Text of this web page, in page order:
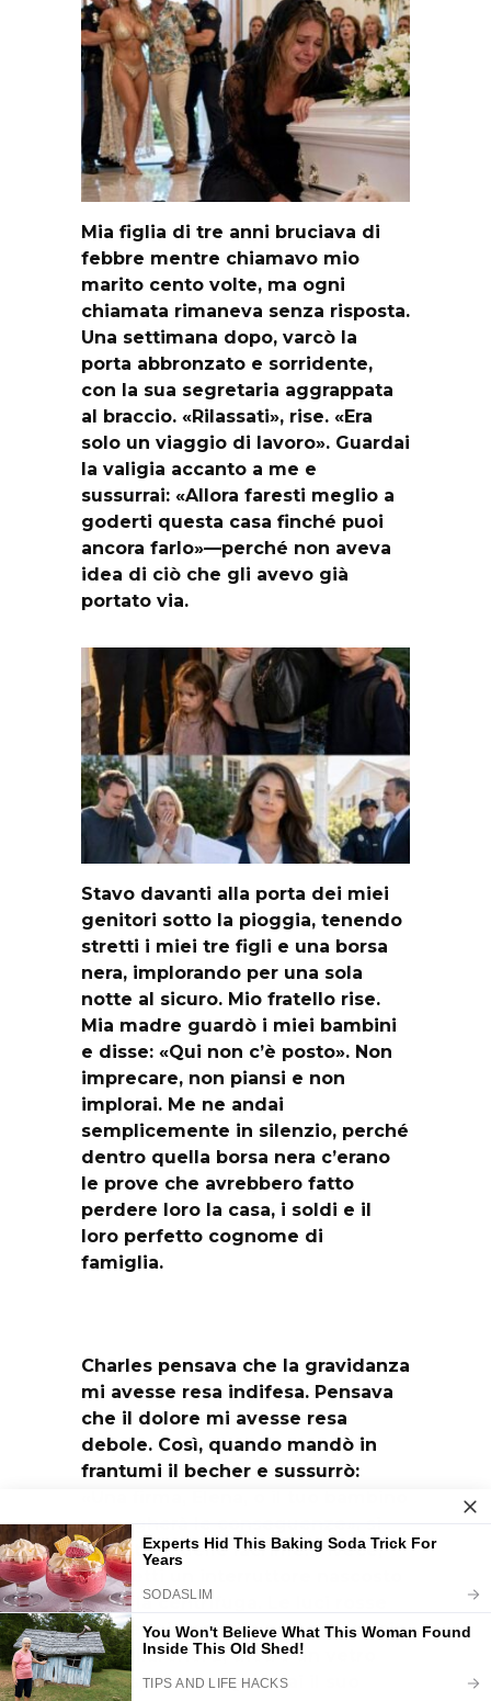
Mia figlia di tre anni bruciava di
febbre mentre chiamavo mio
marito cento volte, ma ogni
chiamata rimaneva senza risposta.
Una settimana dopo, varcò la
porta abbronzato e sorridente,
con la sua segretaria aggrappata
al braccio. «Rilassati», rise. «Era
solo un viaggio di lavoro». Guardai
la valigia accanto a me e
sussurrai: «Allora faresti meglio a
goderti questa casa finché puoi
ancora farlo»—perché non aveva
idea di ciò che gli avevo già
portato via.
Stavo davanti alla porta dei miei
genitori sotto la pioggia, tenendo
stretti i miei tre figli e una borsa
nera, implorando per una sola
notte al sicuro. Mio fratello rise.
Mia madre guardò i miei bambini
e disse: «Qui non c’è posto». Non
imprecare, non piansi e non
implorai. Me ne andai
semplicemente in silenzio, perché
dentro quella borsa nera c’erano
le prove che avrebbero fatto
perdere loro la casa, i soldi e il
loro perfetto cognome di
famiglia.
Charles pensava che la gravidanza
mi avesse resa indifesa. Pensava
che il dolore mi avesse resa
debole. Così, quando mandò in
frantumi il becher e sussurrò:
ne pagherà le conseguenze», si
aspettava delle lacrime. Invece,
premetti un interruttore nascosto
sotto la centrifuga. Le luci rosse
lampeggiarono. Le porte d’acciaio
si sigillarono. E, dietro un vetro
antiesplosione, guardai il suo